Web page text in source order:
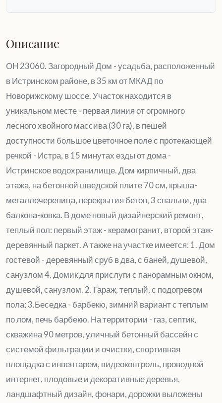
Описание
ОН 23060. Загородный Дом - усадьба, расположенный
в Истринском районе, в 35 км от МКАД по
Новорижскому шоссе. Участок находится в
уникальном месте - первая линия от огромного
лесного хвойного массива (30 га), в пешей
доступности большое цветочное поле с протекающей
речкой - Истра, в 15 минутах езды от дома -
Истринское водохранилище. Дом кирпичный, два
этажа, на бетонной шведской плите 70 см, крыша-
металлочерепица, перекрытия бетон, 3 спальни, два
балкона-ковка. В доме новый дизайнерский ремонт,
теплый пол: первый этаж - керамогранит, второй этаж-
деревянный паркет. А также на участке имеется: 1. Дом
гостевой - деревянный сруб в два, с баней, душевой,
санузлом 4. Домик для прислуги с панорамным окном,
душевой, санузлом. 2. Гараж, теплый, с подогревом
пола; 3.Беседка - барбекю, зимний вариант с теплым
по лом, печь барбекю. На территории - газ, септик,
скважина 90 метров, уличный бетонный бассейн с
системой фильтрации и очистки, спортивная
площадка с инвентарем, видеоконтроль, проводной
интернет, плодовые и декоративные деревья,
ландшафтный дизайн, фонари, дорожки выложены